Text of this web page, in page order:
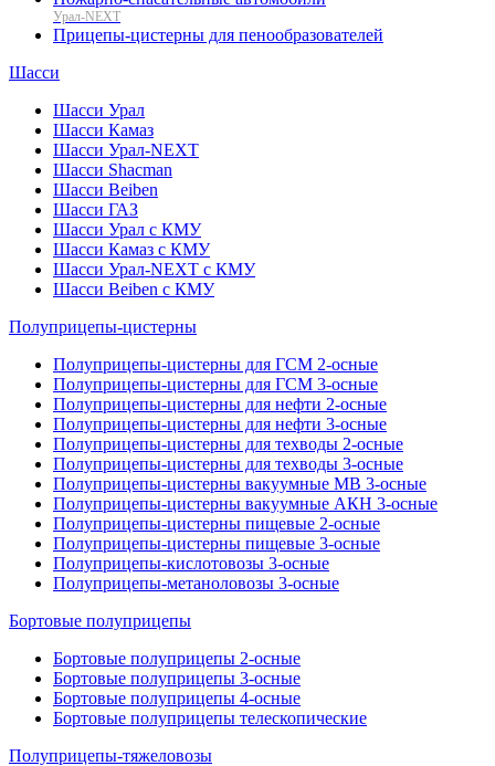
Урал-NEXT
Прицепы-цистерны для пенообразователей
Шасси
Шасси Урал
Шасси Камаз
Шасси Урал-NEXT
Шасси Shacman
Шасси Beiben
Шасси ГАЗ
Шасси Урал с КМУ
Шасси Камаз с КМУ
Шасси Урал-NEXT с КМУ
Шасси Beiben с КМУ
Полуприцепы-цистерны
Полуприцепы-цистерны для ГСМ 2-осные
Полуприцепы-цистерны для ГСМ 3-осные
Полуприцепы-цистерны для нефти 2-осные
Полуприцепы-цистерны для нефти 3-осные
Полуприцепы-цистерны для техводы 2-осные
Полуприцепы-цистерны для техводы 3-осные
Полуприцепы-цистерны вакуумные МВ 3-осные
Полуприцепы-цистерны вакуумные АКН 3-осные
Полуприцепы-цистерны пищевые 2-осные
Полуприцепы-цистерны пищевые 3-осные
Полуприцепы-кислотовозы 3-осные
Полуприцепы-метаноловозы 3-осные
Бортовые полуприцепы
Бортовые полуприцепы 2-осные
Бортовые полуприцепы 3-осные
Бортовые полуприцепы 4-осные
Бортовые полуприцепы телескопические
Полуприцепы-тяжеловозы